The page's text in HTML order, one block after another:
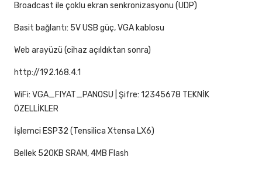
Broadcast ile çoklu ekran senkronizasyonu (UDP)
Basit bağlantı: 5V USB güç, VGA kablosu
Web arayüzü (cihaz açıldıktan sonra)
http://192.168.4.1
WiFi: VGA_FIYAT_PANOSU | Şifre: 12345678 TEKNİK
ÖZELLİKLER
İşlemci ESP32 (Tensilica Xtensa LX6)
Bellek 520KB SRAM, 4MB Flash